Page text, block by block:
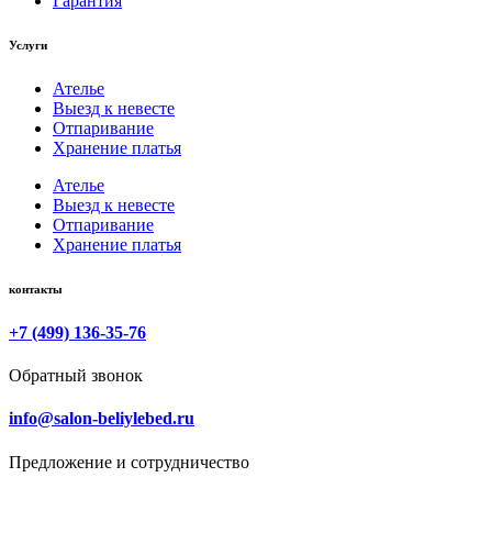
Услуги
Ателье
Выезд к невесте
Отпаривание
Хранение платья
Ателье
Выезд к невесте
Отпаривание
Хранение платья
контакты
+7 (499) 136-35-76
Обратный звонок
info@salon-beliylebed.ru
Предложение и сотрудничество